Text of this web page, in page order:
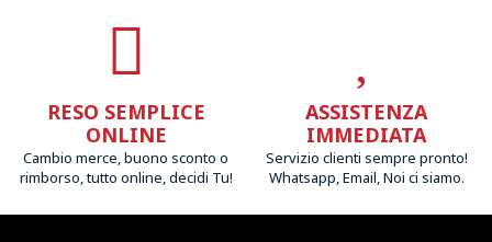
RESO SEMPLICE
ONLINE
Cambio merce, buono sconto o
rimborso, tutto online, decidi Tu!
ASSISTENZA
IMMEDIATA
Servizio clienti sempre pronto!
Whatsapp, Email, Noi ci siamo.